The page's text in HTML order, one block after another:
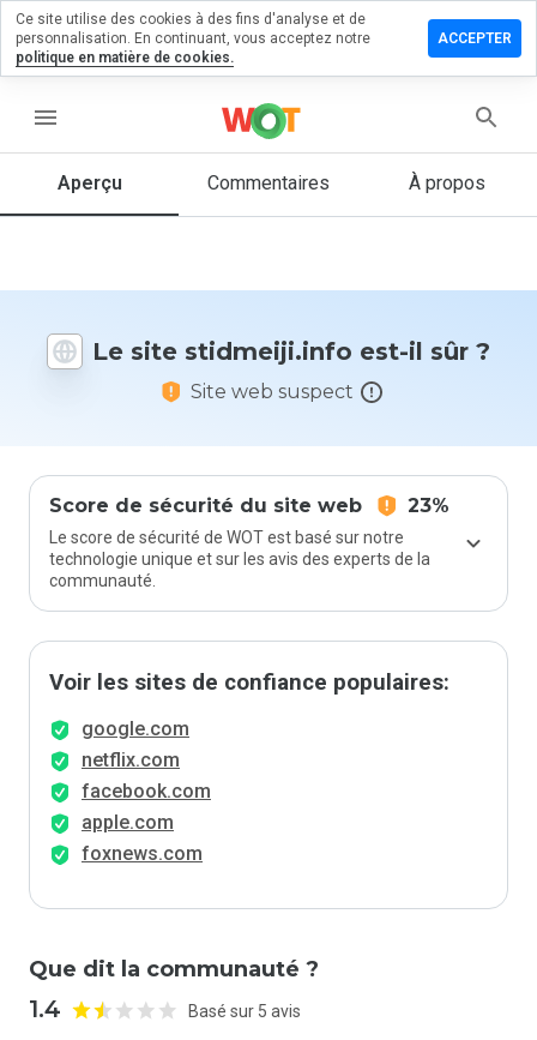
menu
Aperçu Commentaires À propos
Le site stidmeiji.info est-il sûr ?
Site web suspect
Score de sécurité du site web 23%
Le score de sécurité de WOT est basé sur notre
technologie unique et sur les avis des experts de la
communauté.
Voir les sites de confiance populaires:
google.com
netflix.com
facebook.com
apple.com
foxnews.com
Que dit la communauté ?
1.4 Basé sur 5 avis
un
1 et 5
vous à ce
site ?
Ce site utilise des cookies à des fins d'analyse et de
personnalisation. En continuant, vous acceptez notre
politique en matière de cookies.
ACCEPTER